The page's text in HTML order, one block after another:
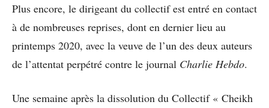
Plus encore, le dirigeant du collectif est entré en contact
à de nombreuses reprises, dont en dernier lieu au
printemps 2020, avec la veuve de l’un des deux auteurs
de l’attentat perpétré contre le journal Charlie Hebdo.
Une semaine après la dissolution du Collectif « Cheikh